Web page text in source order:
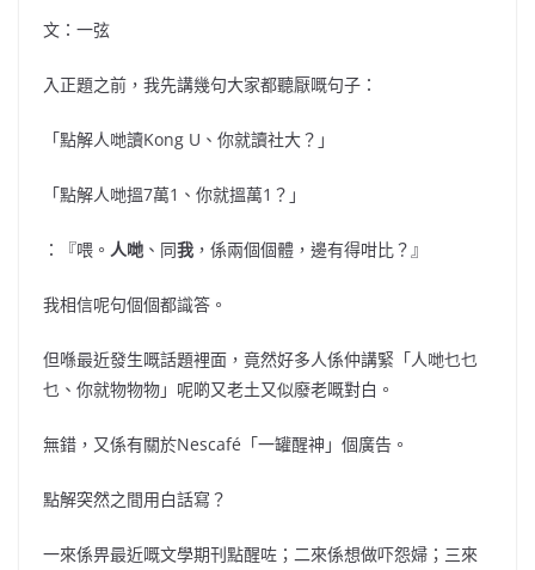
文：一弦
入正題之前，我先講幾句大家都聽厭嘅句子：
「點解人哋讀Kong U、你就讀社大？」
「點解人哋搵7萬1、你就搵萬1？」
：『喂。 人哋 、同我 ，係兩個個體，邊有得咁比？』
我相信呢句個個都識答。
但喺最近發生嘅話題裡面，竟然好多人係仲講緊「人哋乜乜
乜、你就物物物」呢啲又老土又似廢老嘅對白。
無錯，又係有關於Nescafé「一罐醒神」個廣告。
點解突然之間用白話寫？
一來係畀最近嘅文學期刊點醒咗；二來係想做吓怨婦；三來